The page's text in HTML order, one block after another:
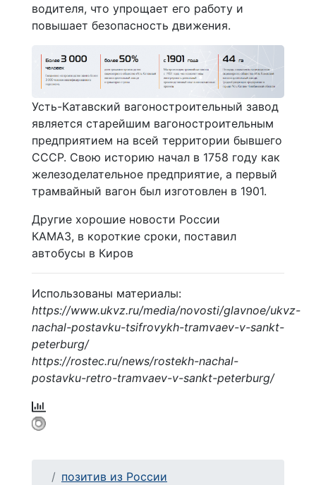
водителя, что упрощает его работу и
повышает безопасность движения.
Усть-Катавский вагоностроительный завод
является старейшим вагоностроительным
предприятием на всей территории бывшего
СССР. Свою историю начал в 1758 году как
железоделательное предприятие, а первый
трамвайный вагон был изготовлен в 1901.
Другие хорошие новости России
КАМАЗ, в короткие сроки, поставил
автобусы в Киров
Использованы материалы:
https://www.ukvz.ru/media/novosti/glavnoe/ukvz-
nachal-postavku-tsifrovykh-tramvaev-v-sankt-
peterburg/
https://rostec.ru/news/rostekh-nachal-
postavku-retro-tramvaev-v-sankt-peterburg/
позитив из России